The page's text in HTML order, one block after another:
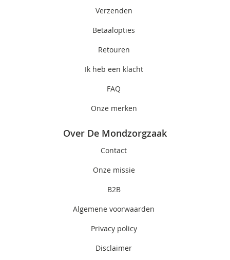
Verzenden
Betaalopties
Retouren
Ik heb een klacht
FAQ
Onze merken
Over De Mondzorgzaak
Contact
Onze missie
B2B
Algemene voorwaarden
Privacy policy
Disclaimer